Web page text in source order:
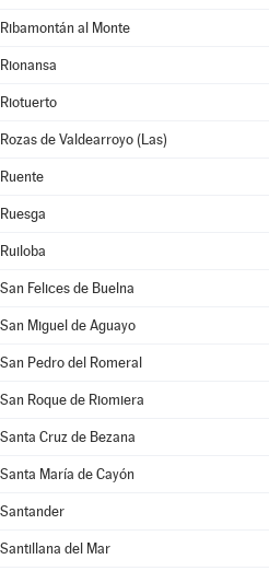
Ribamontán al Monte
Rionansa
Riotuerto
Rozas de Valdearroyo (Las)
Ruente
Ruesga
Ruiloba
San Felices de Buelna
San Miguel de Aguayo
San Pedro del Romeral
San Roque de Riomiera
Santa Cruz de Bezana
Santa María de Cayón
Santander
Santillana del Mar